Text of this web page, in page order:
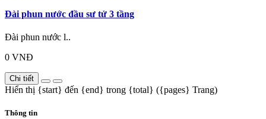
Đài phun nước đầu sư tử 3 tầng
Đài phun nước l..
0 VNĐ
Chi tiết
Hiển thị {start} đến {end} trong {total} ({pages} Trang)
Thông tin